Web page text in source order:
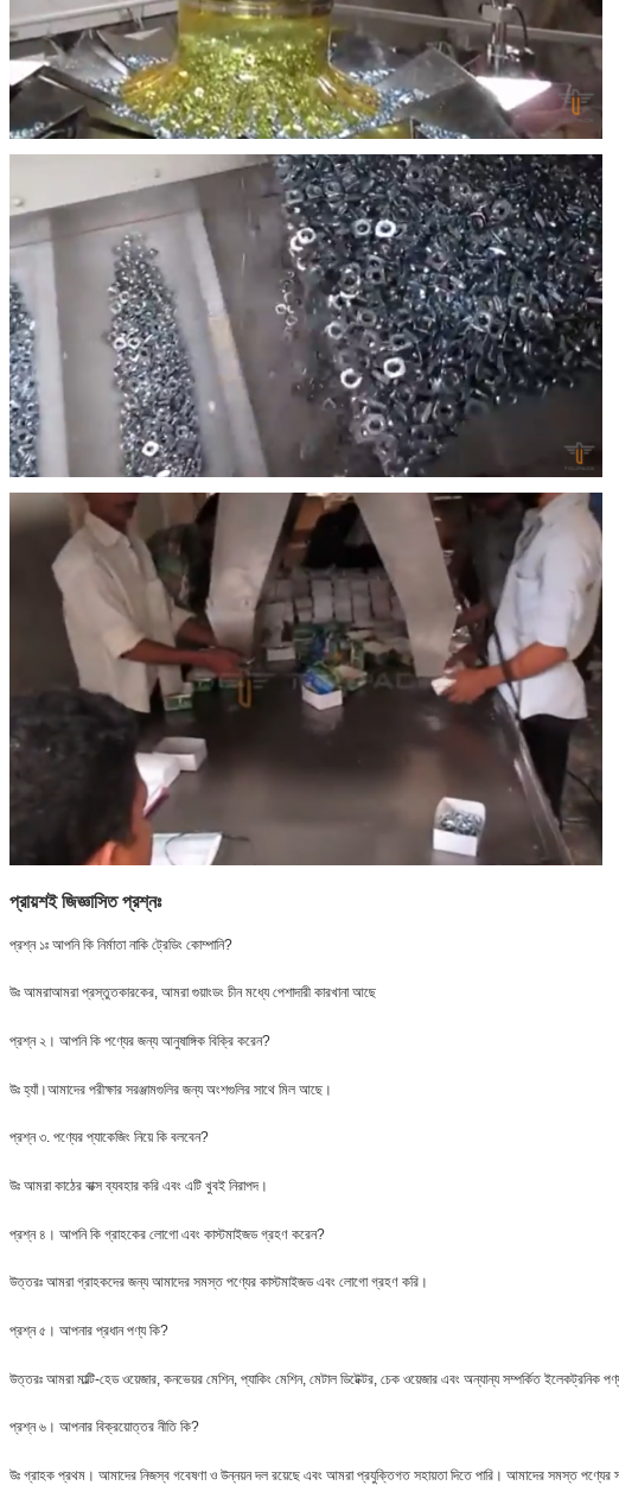
প্রায়শই জিজ্ঞাসিত প্রশ্নঃ
প্রশ্ন ১ঃ আপনি কি নির্মাতা নাকি ট্রেডিং কোম্পানি?
উঃ আমরাআমরা প্রস্তুতকারকের, আমরা গুয়াংডং চীন মধ্যে পেশাদারী কারখানা আছে
প্রশ্ন ২। আপনি কি পণ্যের জন্য আনুষাঙ্গিক বিক্রি করেন?
উঃ হ্যাঁ।আমাদের পরীক্ষার সরঞ্জামগুলির জন্য অংশগুলির সাথে মিল আছে।
প্রশ্ন ৩. পণ্যের প্যাকেজিং নিয়ে কি বলবেন?
উঃ আমরা কাঠের বাক্স ব্যবহার করি এবং এটি খুবই নিরাপদ।
প্রশ্ন ৪। আপনি কি গ্রাহকের লোগো এবং কাস্টমাইজড গ্রহণ করেন?
উত্তরঃ আমরা গ্রাহকদের জন্য আমাদের সমস্ত পণ্যের কাস্টমাইজড এবং লোগো গ্রহণ করি।
প্রশ্ন ৫। আপনার প্রধান পণ্য কি?
উত্তরঃ আমরা মাল্টি-হেড ওয়েজার, কনভেয়র মেশিন, প্যাকিং মেশিন, মেটাল ডিটেক্টর, চেক ওয়েজার এবং অন্যান্য সম্পর্কিত ইলেকট্রনিক
প্রশ্ন ৬। আপনার বিক্রয়োত্তর নীতি কি?
উঃ গ্রাহক প্রথম। আমাদের নিজস্ব গবেষণা ও উন্নয়ন দল রয়েছে এবং আমরা প্রযুক্তিগত সহায়তা দিতে পারি। আমাদের সমস্ত পণ্যের